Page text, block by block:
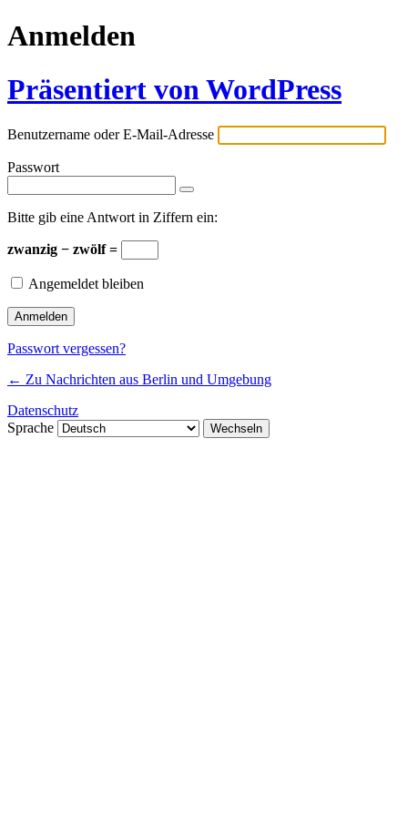
Anmelden
Präsentiert von WordPress
Benutzername oder E-Mail-Adresse
Passwort
Bitte gib eine Antwort in Ziffern ein:
zwanzig − zwölf =
Angemeldet bleiben
Passwort vergessen?
← Zu Nachrichten aus Berlin und Umgebung
Datenschutz
Sprache